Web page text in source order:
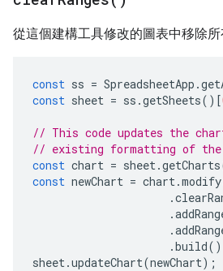
從這個建構工具修改的圖表中移除所
const ss = SpreadsheetApp .
const sheet = ss .getSheets()[
// This code updates the
// existing formatting of
const chart = sheet.getCharts
const newChart = chart.modify
.
.
.
.build
sheet.updateChart(newChart);